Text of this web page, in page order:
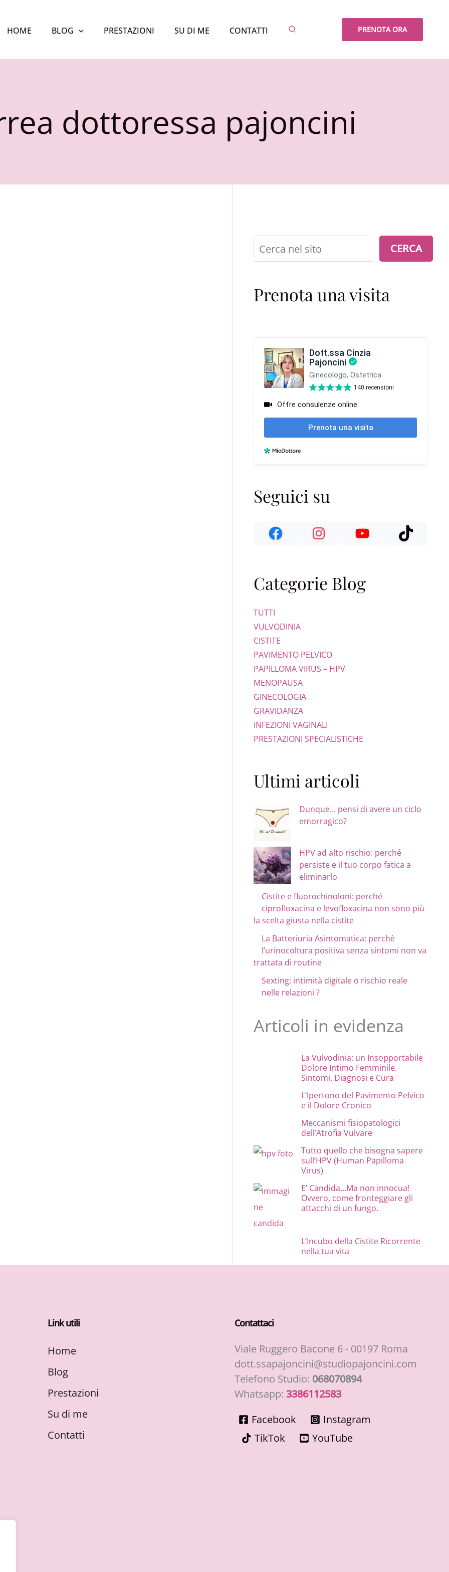
HOME BLOG PRESTAZIONI SU DI ME CONTATTI Cerca PRENOTA ORA
dottoressa pajoncini
DEL CICLO MESTRUALE
Cerca CERCA
Prenota una visita
Seguici su
Categorie Blog
TUTTI
VULVODINIA
CISTITE
PAVIMENTO PELVICO
PAPILLOMA VIRUS – HPV
MENOPAUSA
GINECOLOGIA
GRAVIDANZA
INFEZIONI VAGINALI
PRESTAZIONI SPECIALISTICHE
Ultimi articoli
Dunque… pensi di avere un ciclo
emorragico?
HPV ad alto rischio: perché
persiste e il tuo corpo fatica a
eliminarlo
Cistite e fluorochinoloni: perché
ciprofloxacina e levofloxacina non sono più
la scelta giusta nella cistite
La Batteriuria Asintomatica: perchè
l’urinocoltura positiva senza sintomi non va
trattata di routine
Sexting: intimità digitale o rischio reale
nelle relazioni ?
Articoli in evidenza
La Vulvodinia: un Insopportabile
Dolore Intimo Femminile.
Sintomi, Diagnosi e Cura
L’Ipertono del Pavimento Pelvico
e il Dolore Cronico
Meccanismi fisiopatologici
dell’Atrofia Vulvare
Tutto quello che bisogna sapere
sull’HPV (Human Papilloma
Virus)
E’ Candida…Ma non innocua!
Ovvero, come fronteggiare gli
attacchi di un fungo.
L’Incubo della Cistite Ricorrente
nella tua vita
Link utili
Home
Blog
Prestazioni
Su di me
Contatti
Contattaci
Viale Ruggero Bacone 6 - 00197 Roma
dott.ssapajoncini@studiopajoncini.com
Telefono Studio: 068070894
Whatsapp: 3386112583
Facebook
Instagram
TikTok
YouTube